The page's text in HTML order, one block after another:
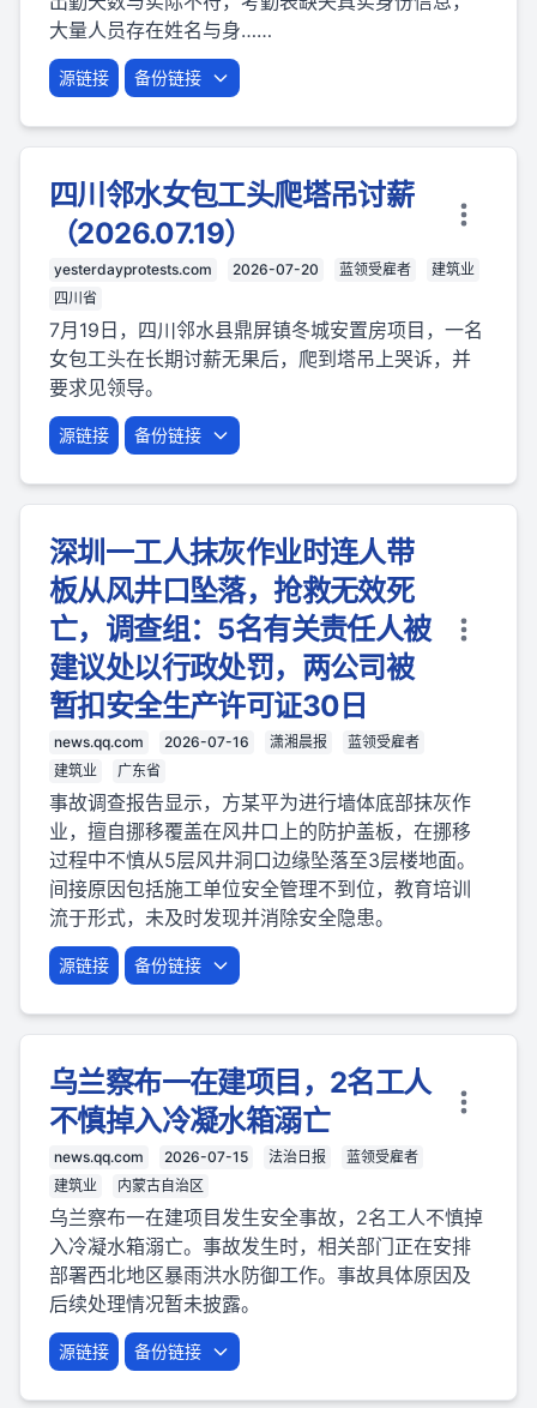
大量人员存在姓名与身……
源链接 备份链接
四川邻水女包工头爬塔吊讨薪
（2026.07.19）
yesterdayprotests.com 2026-07-20 蓝领受雇者
建筑业
四川省
7月19日，四川邻水县鼎屏镇冬城安置房项目，一名
女包工头在长期讨薪无果后，爬到塔吊上哭诉，并
要求见领导。
源链接 备份链接
深圳一工人抹灰作业时连人带
板从风井口坠落，抢救无效死
亡，调查组：5名有关责任人被
建议处以行政处罚，两公司被
暂扣安全生产许可证30日
news.qq.com 2026-07-16 潇湘晨报
蓝领受雇者
建筑业
广东省
事故调查报告显示，方某平为进行墙体底部抹灰作
业，擅自挪移覆盖在风井口上的防护盖板，在挪移
过程中不慎从5层风井洞口边缘坠落至3层楼地面。
间接原因包括施工单位安全管理不到位，教育培训
流于形式，未及时发现并消除安全隐患。
源链接 备份链接
乌兰察布一在建项目，2名工人
不慎掉入冷凝水箱溺亡
news.qq.com 2026-07-15 法治日报
蓝领受雇者
建筑业
内蒙古自治区
乌兰察布一在建项目发生安全事故，2名工人不慎掉
入冷凝水箱溺亡。事故发生时，相关部门正在安排
部署西北地区暴雨洪水防御工作。事故具体原因及
后续处理情况暂未披露。
源链接 备份链接